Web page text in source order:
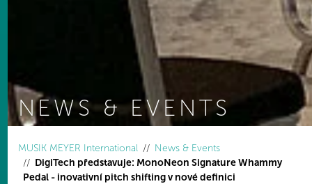
NEWS & EVENTS
MUSIK MEYER International
News & Events
DigiTech představuje: MonoNeon Signature Whammy
Pedal - inovativní pitch shifting v nové definici